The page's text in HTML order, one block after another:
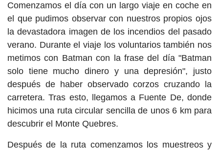
Comenzamos el día con un largo viaje en coche en
el que pudimos observar con nuestros propios ojos
la devastadora imagen de los incendios del pasado
verano. Durante el viaje los voluntarios también nos
metimos con Batman con la frase del día "Batman
solo tiene mucho dinero y una depresión", justo
después de haber observado corzos cruzando la
carretera. Tras esto, llegamos a Fuente De, donde
hicimos una ruta circular sencilla de unos 6 km para
descubrir el Monte Quebres.
Después de la ruta comenzamos los muestreos y